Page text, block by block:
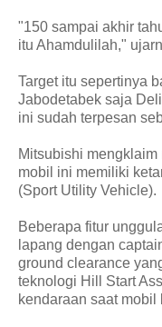
"150 sampai akhir
itu Ahamdulilah,"
Target itu sepertinya
Jabodetabek saja
ini sudah terpesan
Mitsubishi
mobil ini memiliki
(Sport Utility Vehicle).
Beberapa fitur
lapang dengan
ground clearance
teknologi Hill Start
kendaraan saat